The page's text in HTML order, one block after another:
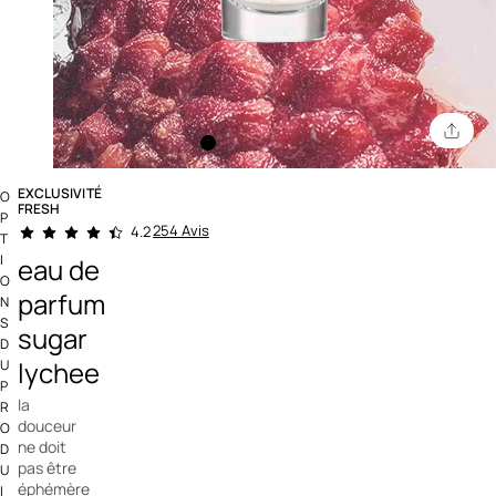
EXCLUSIVITÉ
FRESH
5 out of 5 Customer Rating
4.2254 Avis
eau de
parfum
sugar
lychee
la
douceur
ne doit
pas être
éphémère
O
P
T
I
O
N
S
D
U
P
R
O
D
U
I